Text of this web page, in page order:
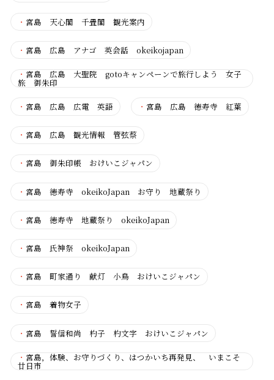
・ 宮島 天心閣 千畳閣 観光案内
・ 宮島 広島 アナゴ 英会話 okeikojapan
・ 宮島 広島 大聖院 gotoキャンペーンで旅行しよう 女子
旅 御朱印
・ 宮島 広島 広電 英語 ・ 宮島 広島 徳寿寺 紅葉
・ 宮島 広島 観光情報 管弦蔡
・ 宮島 御朱印帳 おけいこジャパン
・ 宮島 徳寿寺 okeikoJapan お守り 地蔵祭り
・ 宮島 徳寿寺 地蔵祭り okeikoJapan
・ 宮島 氏神祭 okeikoJapan
・ 宮島 町家通り 献灯 小鳥 おけいこジャパン
・ 宮島 着物女子
・ 宮島 誓信和尚 杓子 杓文字 おけいこジャパン
・ 宮島，体験、お守りづくり、はつかいち再発見、 いまこそ
廿日市